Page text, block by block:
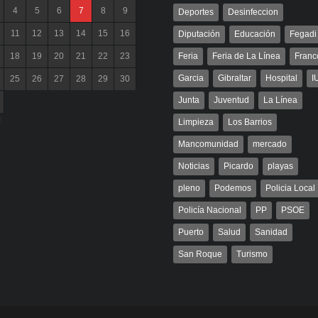
4 5 6 7 8 9
11 12 13 14 15 16
18 19 20 21 22 23
25 26 27 28 29 30
Deportes Desinfeccion
Diputación Educación Fegadi
Feria Feria de La Línea
Garcia Gibraltar Hospital
Junta Juventud La Línea
Limpieza Los Barrios
Mancomunidad mercado
Noticias Picardo playas
pleno Podemos Policia Local
Policía Nacional PP PSOE
Puerto Salud Sanidad
San Roque Turismo